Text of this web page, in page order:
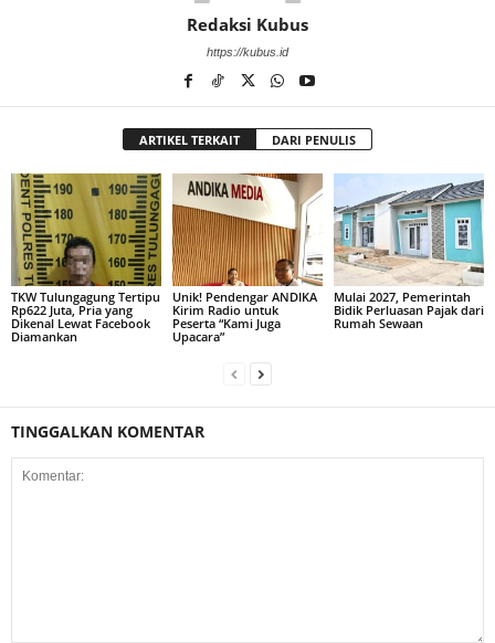
Redaksi Kubus
https://kubus.id
ARTIKEL TERKAIT DARI PENULIS
TKW Tulungagung Tertipu
Rp622 Juta, Pria yang
Dikenal Lewat Facebook
Diamankan
Unik! Pendengar ANDIKA
Kirim Radio untuk
Peserta “Kami Juga
Upacara”
Mulai 2027, Pemerintah
Bidik Perluasan Pajak dari
Rumah Sewaan
TINGGALKAN KOMENTAR